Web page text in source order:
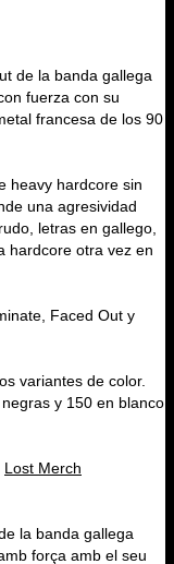
de la banda gallega
fuerza con su
francesa de los 90
heavy hardcore sin
una agresividad
letras en gallego,
hardcore otra vez en
Faced Out y
variantes de color.
y 150 en blanco
Lost Merch
la banda gallega
força amb el seu